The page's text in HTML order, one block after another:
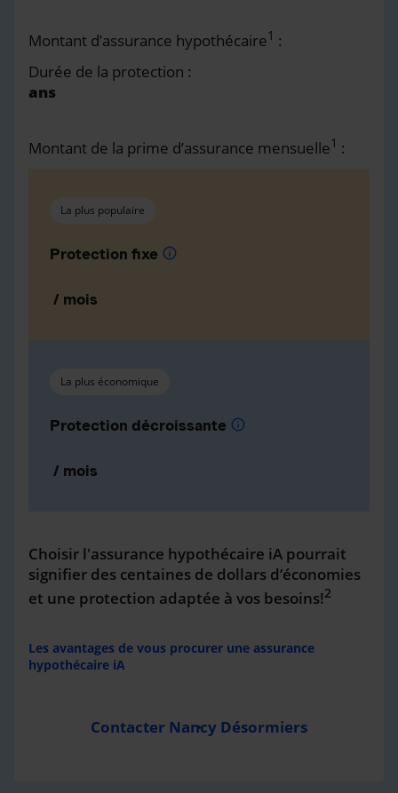
Montant d’assurance hypothécaire1 :
Durée de la protection :
ans
Montant de la prime d’assurance mensuelle1 :
La plus populaire
Protection fixe info
/ mois
La plus économique
Protection décroissante info
/ mois
Choisir l'assurance hypothécaire iA pourrait
signifier des centaines de dollars d’économies
et une protection adaptée à vos besoins!2
Les avantages de vous procurer une assurance
hypothécaire iA
Contacter Nancy Désormiers